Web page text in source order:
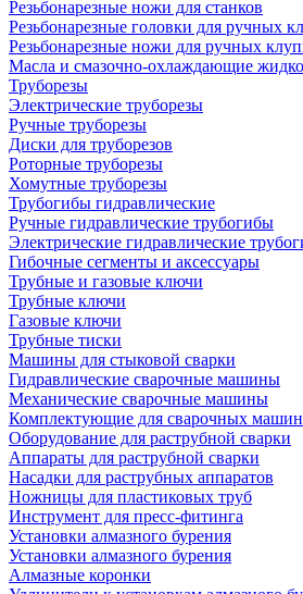
Резьбонарезные ножи для станков
Резьбонарезные головки для ручных
Резьбонарезные ножи для ручных
Масла и смазочно-охлаждающие
Труборезы
Электрические труборезы
Ручные труборезы
Диски для труборезов
Роторные труборезы
Хомутные труборезы
Трубогибы гидравлические
Ручные гидравлические трубогибы
Электрические гидравлические
Гибочные сегменты и аксессуары
Трубные и газовые ключи
Трубные ключи
Газовые ключи
Трубные тиски
Машины для стыковой сварки
Гидравлические сварочные машины
Механические сварочные машины
Комплектующие для сварочных машин
Оборудование для раструбной сварки
Аппараты для раструбной сварки
Насадки для раструбных аппаратов
Ножницы для пластиковых труб
Инструмент для пресс-фитинга
Установки алмазного бурения
Установки алмазного бурения
Алмазные коронки